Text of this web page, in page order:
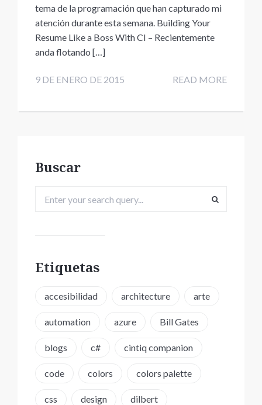
tema de la programación que han capturado mi
atención durante esta semana. Building Your
Resume Like a Boss With CI – Recientemente
anda flotando […]
9 DE ENERO DE 2015 READ MORE
Buscar
Etiquetas
accesibilidad architecture arte
automation azure Bill Gates
blogs c# cintiq companion
code colors colors palette
css design dilbert